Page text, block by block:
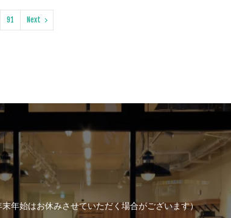
91 Next
年始はお休みさせていただく場合がございます）